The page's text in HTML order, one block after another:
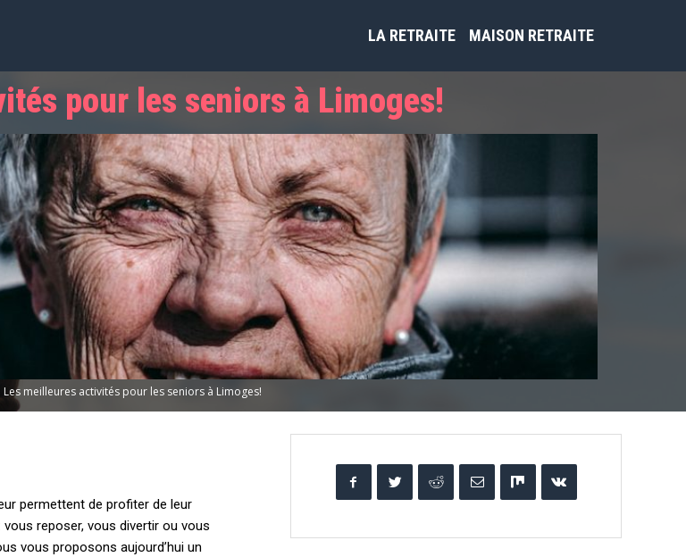
LA RETRAITE MAISON RETRAITE
pour les seniors à Limoges!
Les meilleures activités pour les seniors à Limoges!
permettent de profiter de leur
reposer, vous divertir ou vous
vous proposons aujourd’hui un